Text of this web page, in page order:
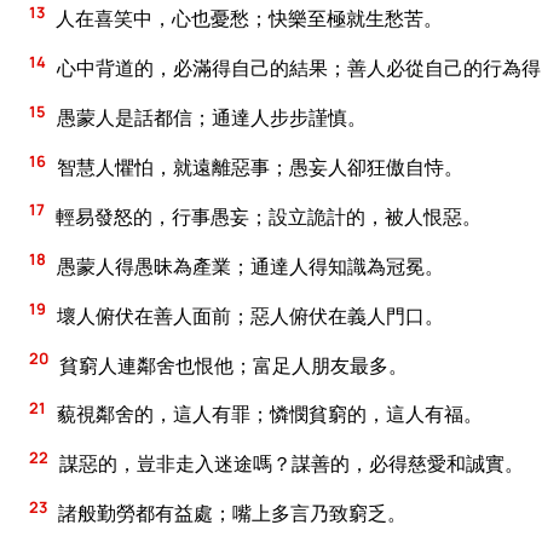
13 人在喜笑中，心也憂愁；快樂至極就生愁苦。
14 心中背道的，必滿得自己的結果；善人必從自己的行為
15 愚蒙人是話都信；通達人步步謹慎。
16 智慧人懼怕，就遠離惡事；愚妄人卻狂傲自恃。
17 輕易發怒的，行事愚妄；設立詭計的，被人恨惡。
18 愚蒙人得愚昧為產業；通達人得知識為冠冕。
19 壞人俯伏在善人面前；惡人俯伏在義人門口。
20 貧窮人連鄰舍也恨他；富足人朋友最多。
21 藐視鄰舍的，這人有罪；憐憫貧窮的，這人有福。
22 謀惡的，豈非走入迷途嗎？謀善的，必得慈愛和誠實。
23 諸般勤勞都有益處；嘴上多言乃致窮乏。